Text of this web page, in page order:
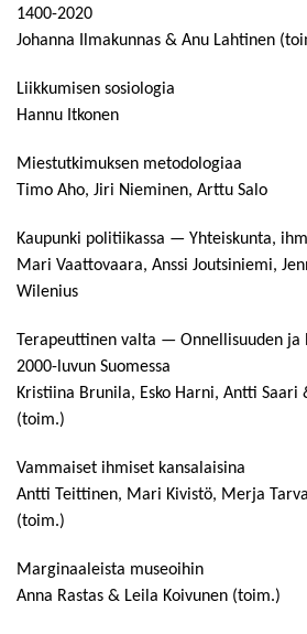
1400-2020
Johanna Ilmakunnas & Anu Lahtinen
Liikkumisen sosiologia
Hannu Itkonen
Miestutkimuksen metodologiaa
Timo Aho, Jiri Nieminen, Arttu Salo
Kaupunki politiikassa — Yhteiskunta,
Mari Vaattovaara, Anssi Joutsiniemi,
Wilenius
Terapeuttinen valta — Onnellisuuden ja
2000-luvun Suomessa
Kristiina Brunila, Esko Harni, Antti Saari
(toim.)
Vammaiset ihmiset kansalaisina
Antti Teittinen, Mari Kivistö, Merja
(toim.)
Marginaaleista museoihin
Anna Rastas & Leila Koivunen (toim.)